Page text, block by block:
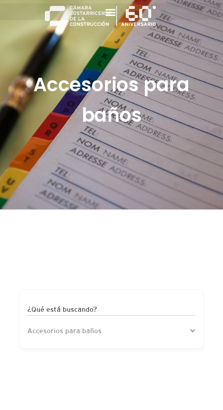
Accesorios para
baños
¿Qué está buscando?
Accesorios para baños